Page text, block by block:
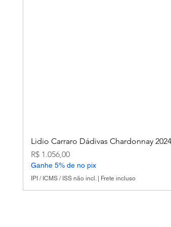
Lidio Carraro Dádivas Chardonnay
Preço
R$ 1.056,00
Ganhe 5% de no pix
IPI / ICMS / ISS não incl.| Frete incluso